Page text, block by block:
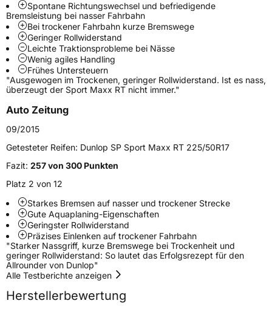
Fahrzeugtyp PKW
VerwendungSommerreifen
Modellname SP Sport Maxx RT
Fahrzeugart PKW & SUV
Weitere Eigenschaften
Schlauchtyp
VerstärktXL
FelgenschutzMFS
EU Label
EffizienzC
Spontane Richtungswechsel und befriedigende
Bremsleistung bei nasser Fahrbahn
Bei trockener Fahrbahn kurze Bremswege
Geringer Rollwiderstand
Leichte Traktionsprobleme bei Nässe
Wenig agiles Handling
Frühes Untersteuern
"Ausgewogen im Trockenen, geringer Rollwiderstand. Ist es nass,
überzeugt der Sport Maxx RT nicht immer."
Auto Zeitung
09/2015
Getesteter Reifen: Dunlop SP Sport Maxx RT 225/50R17
Fazit: 257 von 300 Punkten
Platz 2 von 12
Starkes Bremsen auf nasser und trockener Strecke
Gute Aquaplaning-Eigenschaften
Geringster Rollwiderstand
Präzises Einlenken auf trockener Fahrbahn
"Starker Nassgriff, kurze Bremswege bei Trockenheit und
geringer Rollwiderstand: So lautet das Erfolgsrezept für den
Allrounder von Dunlop"
Alle Testberichte anzeigen
Herstellerbewertung